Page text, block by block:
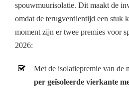
spouwmuurisolatie. Dit maakt de
omdat de terugverdientijd een stuk
moment zijn er twee premies voor
2026:
Met de isolatiepremie van de
per geïsoleerde vierkante